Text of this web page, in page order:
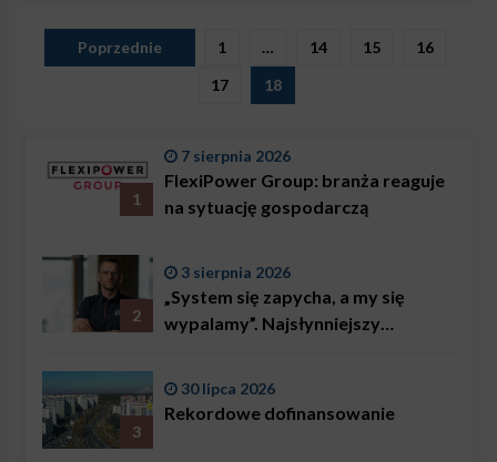
Stronicowanie
Poprzednie 1 … 14 15
16
17
18
1
7 sierpnia 2026
FlexiPower Group: branża reaguje
na sytuację gospodarczą
2
3 sierpnia 2026
„System się zapycha, a my się
wypalamy”. Najsłynniejszy
problemem są nie tylko choroby
3
30 lipca 2026
Rekordowe dofinansowanie